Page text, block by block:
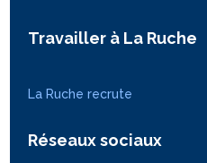
Travailler à La Ruche
La Ruche recrute
Réseaux sociaux